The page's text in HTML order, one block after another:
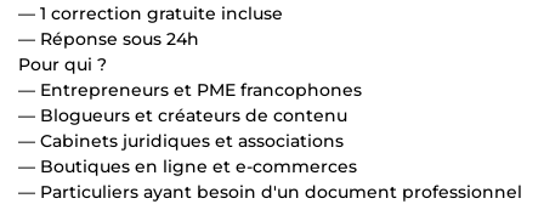
— 1 correction gratuite incluse
— Réponse sous 24h
Pour qui ?
— Entrepreneurs et PME francophones
— Blogueurs et créateurs de contenu
— Cabinets juridiques et associations
— Boutiques en ligne et e-commerces
— Particuliers ayant besoin d'un document professionnel